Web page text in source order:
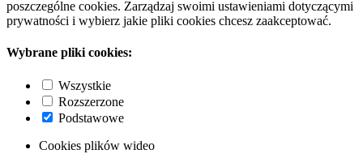
poszczególne cookies. Zarządzaj swoimi ustawieniami dotyczącymi
prywatności i wybierz jakie pliki cookies chcesz zaakceptować.
Wybrane pliki cookies:
Wszystkie
Rozszerzone
Podstawowe
Cookies plików wideo